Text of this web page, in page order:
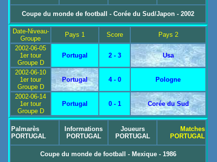
Coupe du monde de football - Corée du Sud/Japon - 2002
Date-Niveau-
Groupe
Pays 1 Score
Pays 2
2002-06-05
1er tour
Groupe D
Portugal 2 - 3 Usa
2002-06-10
1er tour
Groupe D
Portugal 4 - 0 Pologne
2002-06-14
1er tour
Groupe D
Portugal 0 - 1 Corée du Sud
Palmarès
PORTUGAL
Informations
PORTUGAL
Joueurs
PORTUGAL
Matches
PORTUGAL
Coupe du monde de football - Mexique - 1986